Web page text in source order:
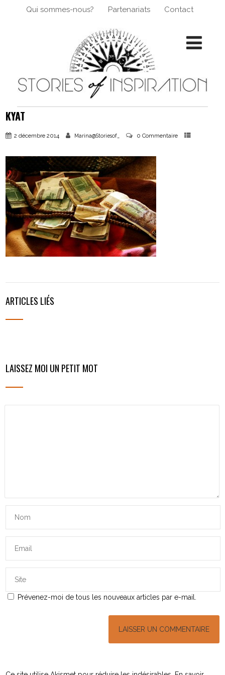
Qui sommes-nous? Partenariats Contact
KYAT
2 décembre 2014 Marina@Storiesof_ 0 Commentaire
ARTICLES LIÉS
LAISSEZ MOI UN PETIT MOT
Prévenez-moi de tous les nouveaux articles par e-mail.